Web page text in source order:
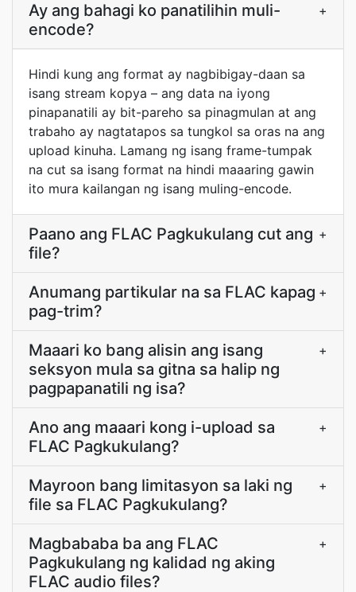
Ay ang bahagi ko panatilihin muli-
encode?
+
Hindi kung ang format ay nagbibigay-daan sa
isang stream kopya – ang data na iyong
pinapanatili ay bit-pareho sa pinagmulan at ang
trabaho ay nagtatapos sa tungkol sa oras na ang
upload kinuha. Lamang ng isang frame-tumpak
na cut sa isang format na hindi maaaring gawin
ito mura kailangan ng isang muling-encode.
Paano ang FLAC Pagkukulang cut ang
file?
+
Anumang partikular na sa FLAC kapag
pag-trim?
+
Maaari ko bang alisin ang isang
seksyon mula sa gitna sa halip ng
pagpapanatili ng isa?
+
Ano ang maaari kong i-upload sa
FLAC Pagkukulang?
+
Mayroon bang limitasyon sa laki ng
file sa FLAC Pagkukulang?
+
Magbababa ba ang FLAC
Pagkukulang ng kalidad ng aking
FLAC audio files?
+